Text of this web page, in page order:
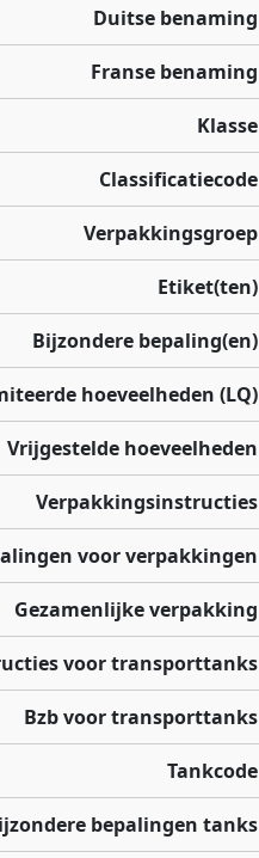
Duitse benaming
Franse benaming
Klasse
Classificatiecode
Verpakkingsgroep
Etiket(ten)
Bijzondere bepaling(en)
hoeveelheden (LQ)
Vrijgestelde hoeveelheden
Verpakkingsinstructies
voor verpakkingen
Gezamenlijke verpakking
voor transporttanks
Bzb voor transporttanks
Tankcode
bepalingen tanks